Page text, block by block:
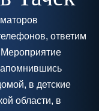
ответим
в детские
области, в